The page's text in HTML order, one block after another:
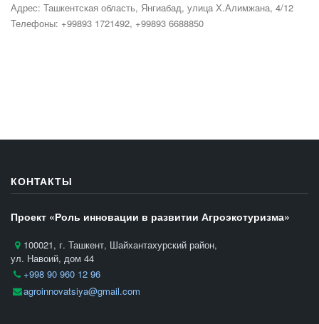
Адрес: Ташкентская область, Янгиабад, улица Х.Алимжана, 4/12
Телефоны: +99893 1721492, +99893 6688850
КОНТАКТЫ
Проект «Роль инновации в развитии Агроэкотуризма»
100021, г. Ташкент, Шайхантахурский район,
ул. Навоий, дом 44
+998 90 960 12 96
agroinnovatsiya@gmail.com